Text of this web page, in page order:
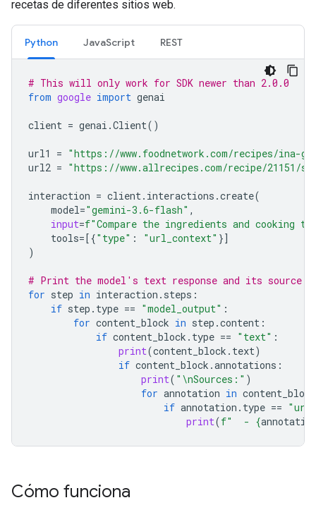
recetas de diferentes sitios web.
Python JavaScript REST
# This will only work for SDK newer than 2.0.0
from google import genai
client = genai .Client()
url1 = "https://www.foodnetwork.com/recipes/ina-
url2 = "https://www.allrecipes.com/recipe/21151/
interaction = client. interactions .create(
model="gemini-3.6-flash" ,
input=f"Compare the ingredients and cooking
tools=[{"type" : "url_context" }]
)
# Print the model's text response and its source
for step in interaction . steps :
if step . type == "model_output" :
for content_block in step .content :
if content_block . type == "text" :
print(content_block . text)
if content_block .annotations :
print( " \nSources:" )
for annotation in content_block
if annotation . type ==
print(f"  - {
Cómo funciona